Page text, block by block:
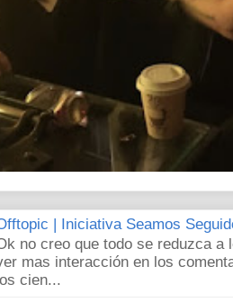
| Iniciativa Seamos
no creo que todo se reduzca a
mas interacción en los
los cien...